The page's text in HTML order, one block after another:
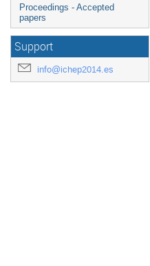
Proceedings - Accepted
papers
Support
info@ichep2014.es